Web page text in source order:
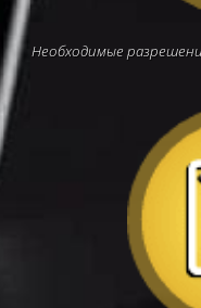
Необходимые